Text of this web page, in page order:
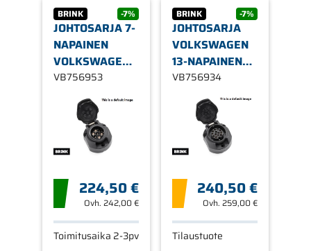
BRINK -7%
JOHTOSARJA 7-
NAPAINEN
VOLKSWAGEN
CADDY 2020-
VB756953
224,50 €
Ovh. 242,00 €
Toimitusaika 2-3pv
BRINK -7%
JOHTOSARJA
VOLKSWAGEN
13-NAPAINEN
ID.4
VB756934
240,50 €
Ovh.259,00 €
Tilaustuote